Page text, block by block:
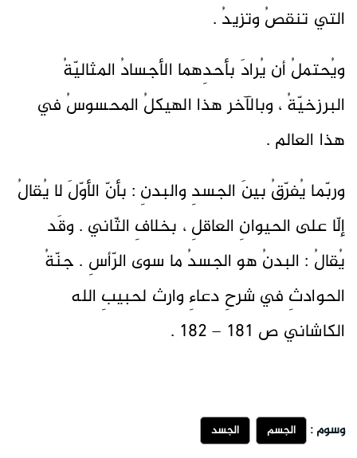
التي تنقصُ وتزيدُ .
ويُحتملُ أن يُرادَ بأحدِهما الأجسادُ المثاليّةُ
البرزخيّةُ ، وبالآخر هذا الهيكلُ المحسوسُ في
هذا العالم .
وربّما يُفرّقُ بينَ الجسدِ والبدنِ : بأنّ الأوّلَ لا يُقالُ
إلّا على الحيوانِ العاقلِ ، بخلافِ الثّاني . وقَد
يُقالُ : البدنُ هو الجسدُ ما سوى الرّأسِ . جنّةُ
الحوادثِ في شرحِ دعاءِ وارث لحبيبِ الله
الكاشاني ص 181 – 182 .
وسوم : الجسم الجسد